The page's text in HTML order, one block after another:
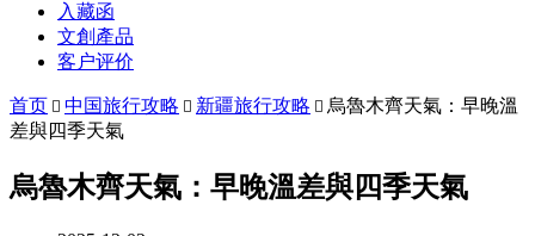
入藏函
文創產品
客户评价
首页  中国旅行攻略  新疆旅行攻略  烏魯木齊天氣：早晚溫
差與四季天氣
烏魯木齊天氣：早晚溫差與四季天氣